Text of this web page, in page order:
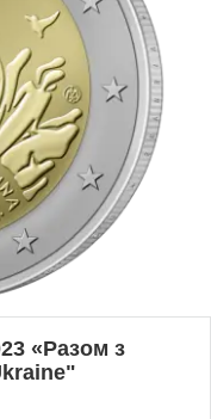
«Разом з